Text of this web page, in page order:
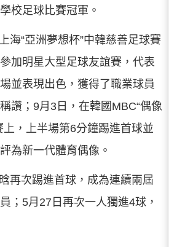
校足球比賽冠軍。
海“亞洲夢想杯”中韓慈善足球賽
加明星大型足球友誼賽，代表
並表現出色，獲得了職業球員
讚；9月3日，在韓國MBC“偶像
上，上半場第6分鐘踢進首球並
為新一代體育偶像。
再次踢進首球，成為連續兩屆
；5月27日再次一人獨進4球，